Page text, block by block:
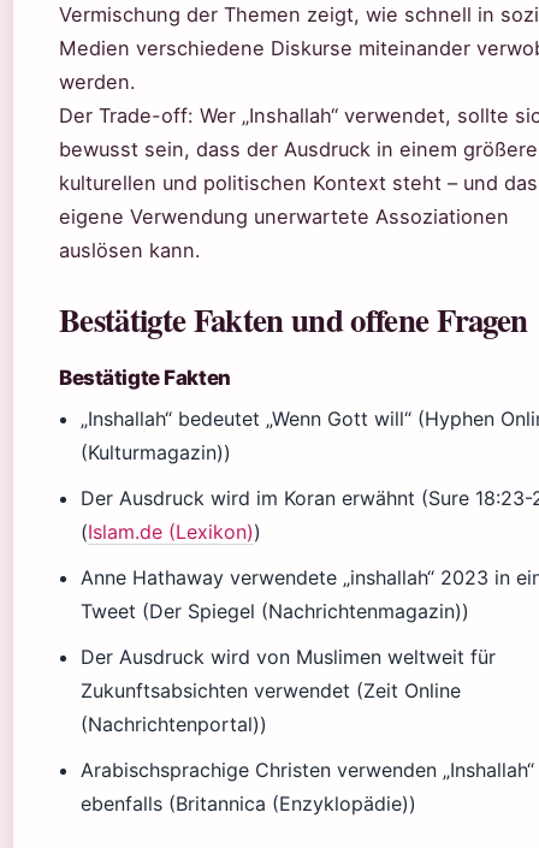
Vermischung der Themen zeigt, wie schnell in
Medien verschiedene Diskurse miteinander
werden.
Der Trade-off: Wer „Inshallah“ verwendet, sollte
bewusst sein, dass der Ausdruck in einem
kulturellen und politischen Kontext steht – und
eigene Verwendung unerwartete Assoziationen
auslösen kann.
Bestätigte Fakten und offene Fragen
Bestätigte Fakten
„Inshallah“ bedeutet „Wenn Gott will“ (Hyphen
(Kulturmagazin))
Der Ausdruck wird im Koran erwähnt (Sure 18:23-
(Islam.de (Lexikon))
Anne Hathaway verwendete „inshallah“ 2023 in
Tweet (Der Spiegel (Nachrichtenmagazin))
Der Ausdruck wird von Muslimen weltweit für
Zukunftsabsichten verwendet (Zeit Online
(Nachrichtenportal))
Arabischsprachige Christen verwenden „Inshallah“
ebenfalls (Britannica (Enzyklopädie))